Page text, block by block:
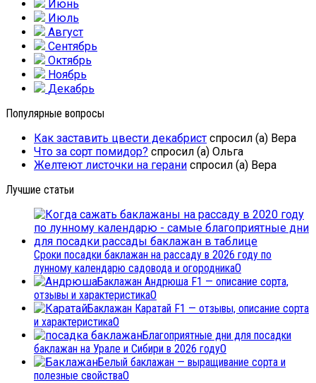
Июнь
Июль
Август
Сентябрь
Октябрь
Ноябрь
Декабрь
Популярные вопросы
Как заставить цвести декабрист спросил (а) Вера
Что за сорт помидор? спросил (а) Ольга
Желтеют листочки на герани спросил (а) Вера
Лучшие статьи
Сроки посадки баклажан на рассаду в 2026 году по
лунному календарю садовода и огородника0
Баклажан Андрюша F1 — описание сорта,
отзывы и характеристика0
Баклажан Каратай F1 — отзывы, описание сорта
и характеристика0
Благоприятные дни для посадки
баклажан на Урале и Сибири в 2026 году0
Белый баклажан — выращивание сорта и
полезные свойства0